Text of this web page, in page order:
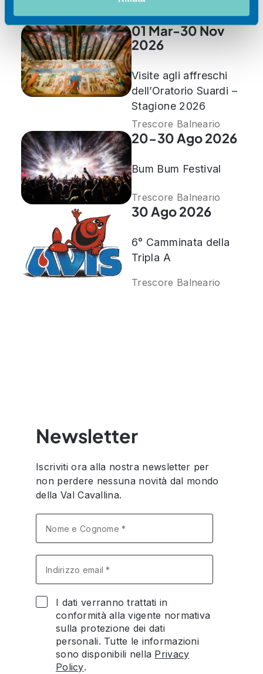
pubblicità e social media, i quali potrebbero combinarle
con altre informazioni che ha fornito loro o che hanno
raccolto dal suo utilizzo dei loro servizi.
Scoprili
01 Mar-30 Nov
2026
Visite agli affreschi
dell’Oratorio Suardi –
Stagione 2026
Trescore Balneario
20-30 Ago 2026
Bum Bum Festival
Trescore Balneario
30 Ago 2026
6° Camminata della
Tripla A
Trescore Balneario
Newsletter
Iscriviti ora alla nostra newsletter per
non perdere nessuna novità dal mondo
della Val Cavallina.
I dati verranno trattati in
conformità alla vigente normativa
sulla protezione dei dati
personali. Tutte le informazioni
sono disponibili nella Privacy
Policy.